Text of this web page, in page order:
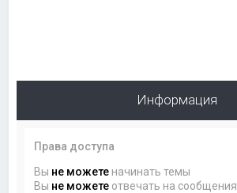
Информация
Права доступа
Вы не можете начинать темы
Вы не можете отвечать на сообщения